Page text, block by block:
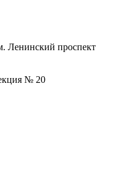
Ленинский проспект
№ 20